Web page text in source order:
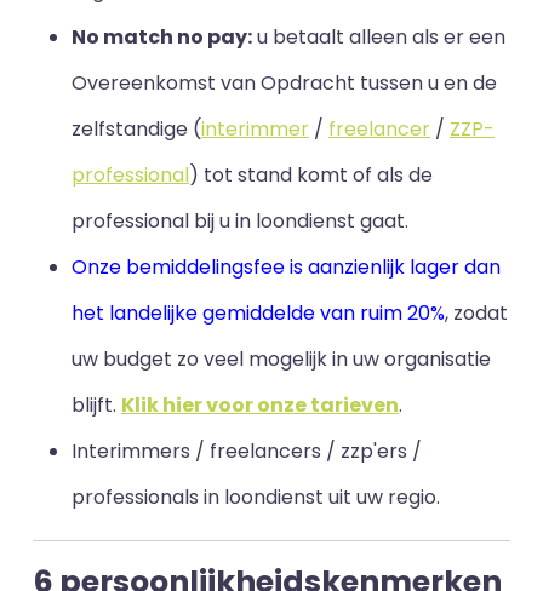
No match no pay:u betaalt alleen als er een
Overeenkomst van Opdracht tussen u en de
zelfstandige (interimmer / freelancer / ZZP-
professional) tot stand komt of als de
professional bij u in loondienst gaat.
Onze bemiddelingsfee is aanzienlijk lager dan
het landelijke gemiddelde van ruim 20%, zodat
uw budget zo veel mogelijk in uw organisatie
blijft. Klik hier voor onze tarieven.
Interimmers / freelancers / zzp'ers /
professionals in loondienst uit uw regio.
6 persoonlijkheidskenmerken